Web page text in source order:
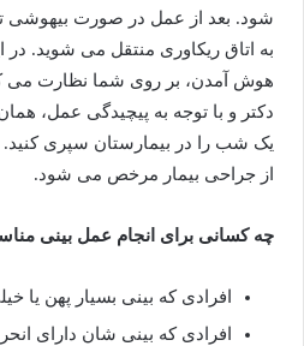
شود. بعد از عمل در صورت بیهوشی
به اتاق ریکاوری منتقل می شوید. در
هوش آمدن، بر روی شما نظارت می
دکتر و با توجه به پیچیدگی عمل،
یک شب را در بیمارستان سپری کنید.
از جراحی بیمار مرخص می شود.
چه کسانی برای انجام عمل بینی
افرادی که بینی بسیار پهن یا
افرادی که بینی شان دارای